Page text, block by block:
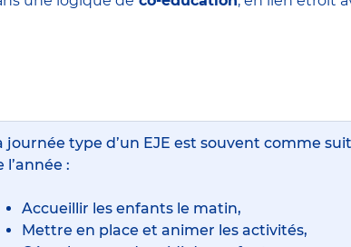
journée type d’un EJE est souvent comme
l’année :
Accueillir les enfants le matin,
Mettre en place et animer les activités,